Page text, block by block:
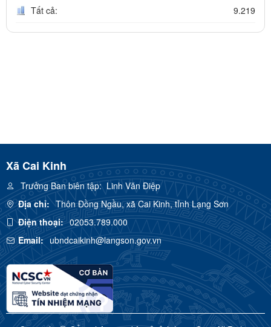
Tất cả: 9.219
Xã Cai Kinh
Trưởng Ban biên tập:Linh Văn Điệp
Địa chỉ: Thôn Đồng Ngầu, xã Cai Kinh, tỉnh Lạng Sơn
Điện thoại: 02053.789.000
Email: ubndcaikinh@langson.gov.vn